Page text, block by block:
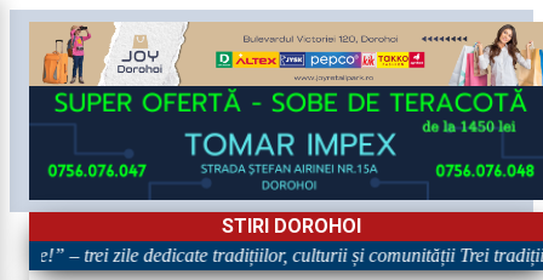
STIRI DOROHOI
– trei zile dedicate tradițiilor, culturii și comunității Trei